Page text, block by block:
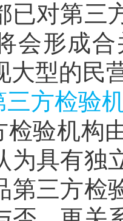
已对第三
会形成
大型的民
三方检验
检验机构
为具有独
第三方检